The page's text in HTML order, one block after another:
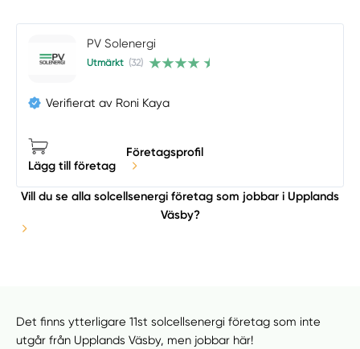
PV Solenergi
Utmärkt (32)
Verifierat av Roni Kaya
Lägg till företag
Företagsprofil
Vill du se alla solcellsenergi företag som jobbar i Upplands
Väsby?
Det finns ytterligare 11st solcellsenergi företag som inte
utgår från Upplands Väsby, men jobbar här!